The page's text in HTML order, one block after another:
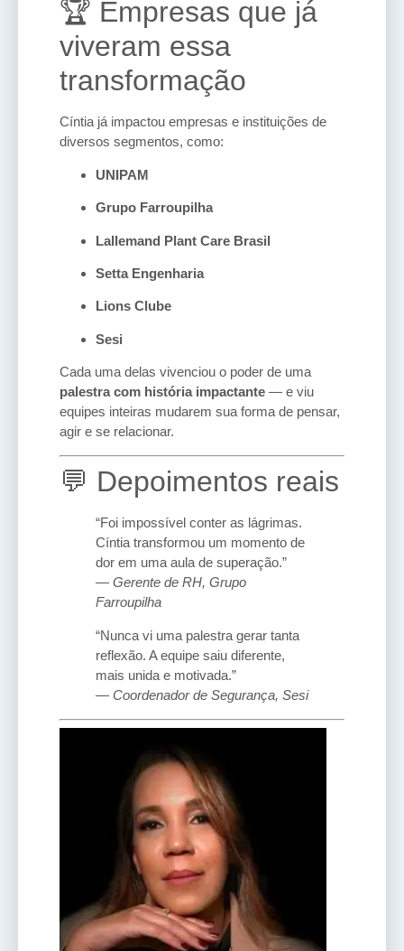
🏆 Empresas que já
viveram essa
transformação
Cíntia já impactou empresas e instituições de
diversos segmentos, como:
UNIPAM
Grupo Farroupilha
Lallemand Plant Care Brasil
Setta Engenharia
Lions Clube
Sesi
Cada uma delas vivenciou o poder de uma
palestra com história impactante — e viu
equipes inteiras mudarem sua forma de pensar,
agir e se relacionar.
💬 Depoimentos reais
“Foi impossível conter as lágrimas.
Cíntia transformou um momento de
dor em uma aula de superação.”
— Gerente de RH, Grupo
Farroupilha
“Nunca vi uma palestra gerar tanta
reflexão. A equipe saiu diferente,
mais unida e motivada.”
— Coordenador de Segurança, Sesi